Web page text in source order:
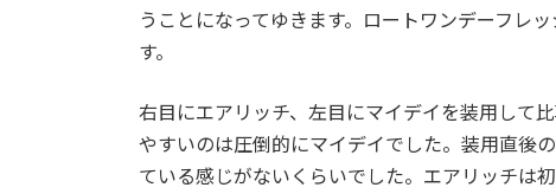
うことになってゆきます。ロートワンデーフレ
す。
右目にエアリッチ、左目にマイデイを装用して
やすいのは圧倒的にマイデイでした。装用直後
ている感じがないくらいでした。エアリッチは